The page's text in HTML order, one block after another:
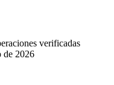
verificadas
de 2026